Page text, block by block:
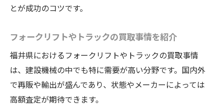
とが成功のコツです。
フォークリフトやトラックの買取事情を紹介
福井県におけるフォークリフトやトラックの買取事情
は、建設機械の中でも特に需要が高い分野です。国内外
で再販や輸出が盛んであり、状態やメーカーによっては
高額査定が期待できます。